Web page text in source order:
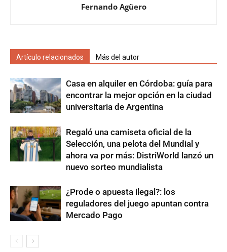
Fernando Agüero
Artículo relacionados Más del autor
Casa en alquiler en Córdoba: guía para
encontrar la mejor opción en la ciudad
universitaria de Argentina
Regaló una camiseta oficial de la
Selección, una pelota del Mundial y
ahora va por más: DistriWorld lanzó un
nuevo sorteo mundialista
¿Prode o apuesta ilegal?: los
reguladores del juego apuntan contra
Mercado Pago